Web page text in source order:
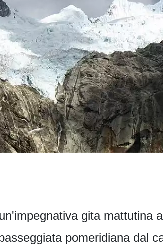
gita mattutina
pomeridiana dal